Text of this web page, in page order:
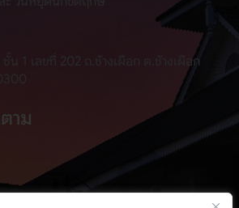
ชั้น 1 เลขที่ 202 ถ.ช้างเผือก ต.ช้างเผือก
าม